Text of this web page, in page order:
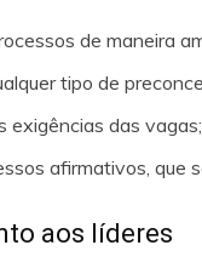
de maneira
tipo de
exigências das vagas;
afirmativos,
aos líderes